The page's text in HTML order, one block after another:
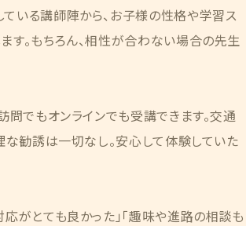
いる講師陣から、お子様の性格や学習ス
す。もちろん、相性が合わない場合の先生
問でもオンラインでも受講できます。交通
な勧誘は一切なし。安心して体験していた
がとても良かった」「趣味や進路の相談も